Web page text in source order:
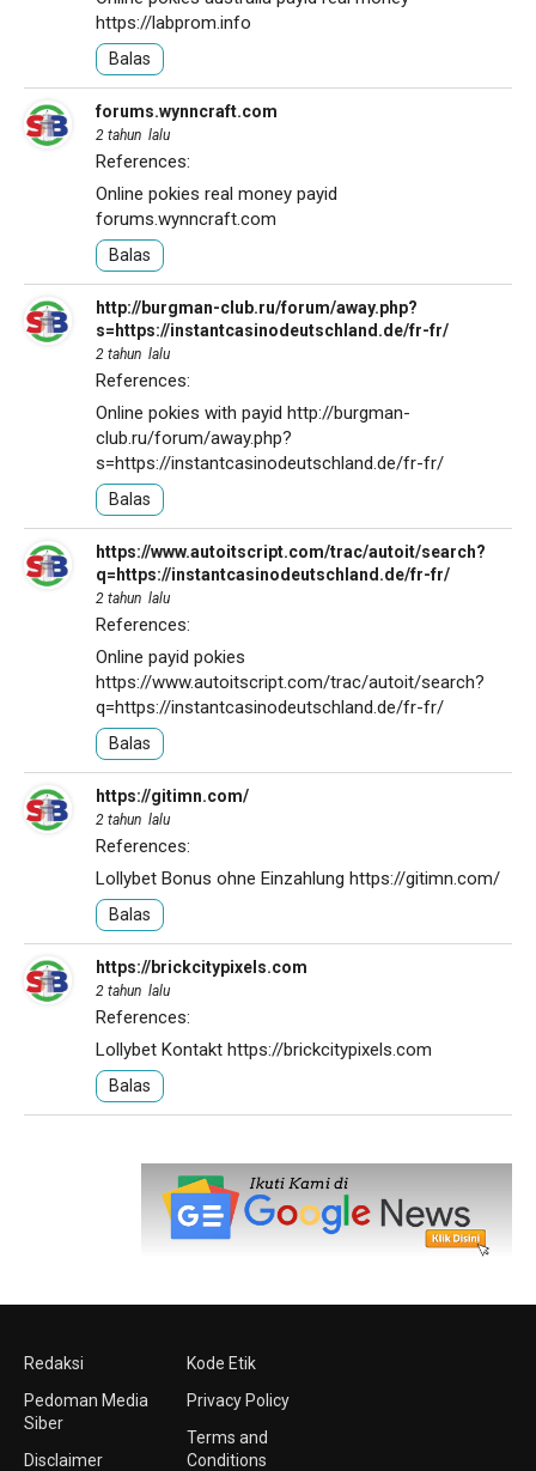
https://labprom.info
Balas
forums.wynncraft.com
2 tahun lalu
References:
Online pokies real money payid
forums.wynncraft.com
Balas
http://burgman-club.ru/forum/away.php?
s=https://instantcasinodeutschland.de/fr-fr/
2 tahun lalu
References:
Online pokies with payid http://burgman-
club.ru/forum/away.php?
s=https://instantcasinodeutschland.de/fr-fr/
Balas
https://www.autoitscript.com/trac/autoit/search?
q=https://instantcasinodeutschland.de/fr-fr/
2 tahun lalu
References:
Online payid pokies
https://www.autoitscript.com/trac/autoit/search?
q=https://instantcasinodeutschland.de/fr-fr/
Balas
https://gitimn.com/
2 tahun lalu
References:
Lollybet Bonus ohne Einzahlung https://gitimn.com/
Balas
https://brickcitypixels.com
2 tahun lalu
References:
Lollybet Kontakt https://brickcitypixels.com
Balas
Redaksi
Pedoman Media
Siber
Disclaimer
Kode Etik
Privacy Policy
Terms and
Conditions